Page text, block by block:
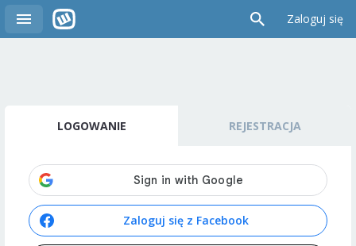
Zaloguj się
LOGOWANIE REJESTRACJA
Zaloguj się z Facebook